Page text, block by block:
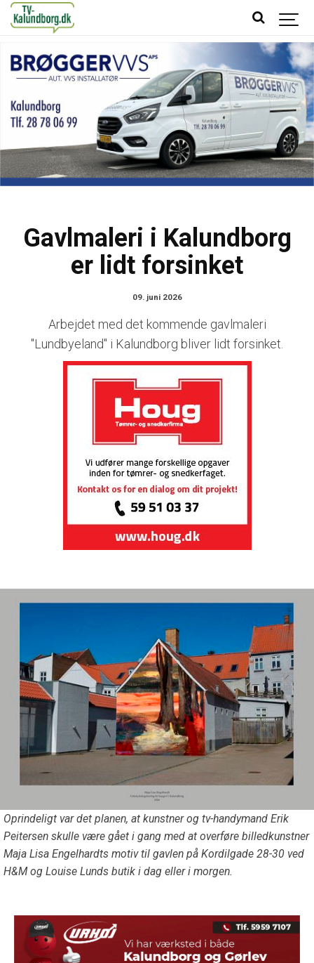
Gavlmaleri i Kalundborg
er lidt forsinket
09. juni 2026
Arbejdet med det kommende gavlmaleri
"Lundbyeland" i Kalundborg bliver lidt forsinket.
Oprindeligt var det planen, at kunstner og tv-handymand Erik
Peitersen skulle være gået i gang med at overføre billedkunstner
Maja Lisa Engelhardts motiv til gavlen på Kordilgade 28-30 ved
H&M og Louise Lunds butik i dag eller i morgen.